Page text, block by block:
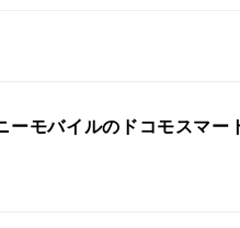
ーモバイルのドコモスマ